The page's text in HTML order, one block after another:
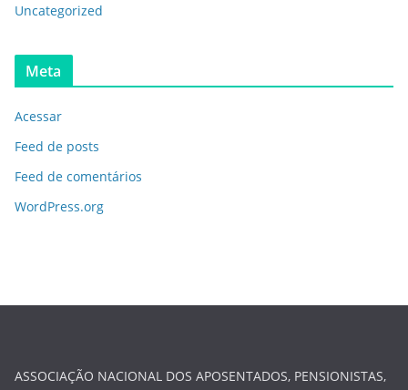
Uncategorized
Meta
Acessar
Feed de posts
Feed de comentários
WordPress.org
ASSOCIAÇÃO NACIONAL DOS APOSENTADOS, PENSIONISTAS,